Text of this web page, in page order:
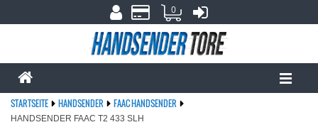
0
STARTSEITE HANDSENDER FAAC HANDSENDER
HANDSENDER FAAC T2 433 SLH